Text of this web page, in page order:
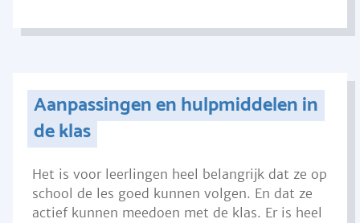
Aanpassingen en hulpmiddelen in
de klas
Het is voor leerlingen heel belangrijk dat ze op
school de les goed kunnen volgen. En dat ze
actief kunnen meedoen met de klas. Er is heel